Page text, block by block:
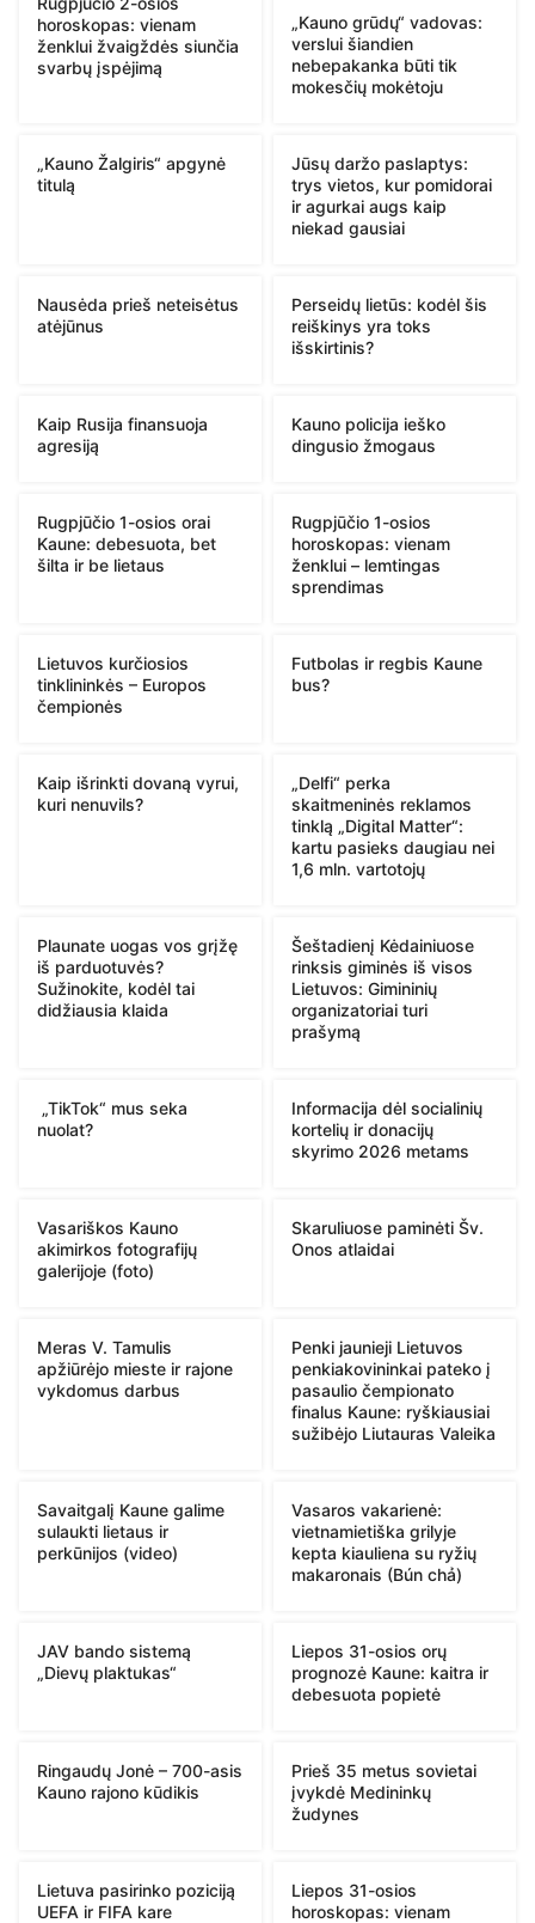
horoskopas: vienam
ženklui žvaigždės siunčia
svarbų įspėjimą
„Kauno grūdų“ vadovas:
verslui šiandien
nebepakanka būti tik
mokesčių mokėtoju
„Kauno Žalgiris“ apgynė
titulą
Jūsų daržo paslaptys:
trys vietos, kur pomidorai
ir agurkai augs kaip
niekad gausiai
Nausėda prieš neteisėtus
atėjūnus
Perseidų lietūs: kodėl šis
reiškinys yra toks
išskirtinis?
Kaip Rusija finansuoja
agresiją
Kauno policija ieško
dingusio žmogaus
Rugpjūčio 1-osios orai
Kaune: debesuota, bet
šilta ir be lietaus
Rugpjūčio 1-osios
horoskopas: vienam
ženklui – lemtingas
sprendimas
Lietuvos kurčiosios
tinklininkės – Europos
čempionės
Futbolas ir regbis Kaune
bus?
Kaip išrinkti dovaną vyrui,
kuri nenuvils?
„Delfi“ perka
skaitmeninės reklamos
tinklą „Digital Matter“:
kartu pasieks daugiau nei
1,6 mln. vartotojų
Plaunate uogas vos grįžę
iš parduotuvės?
Sužinokite, kodėl tai
didžiausia klaida
Šeštadienį Kėdainiuose
rinksis giminės iš visos
Lietuvos: Gimininių
organizatoriai turi
prašymą
„TikTok“ mus seka
nuolat?
Informacija dėl socialinių
kortelių ir donacijų
skyrimo 2026 metams
Vasariškos Kauno
akimirkos fotografijų
galerijoje (foto)
Skaruliuose paminėti Šv.
Onos atlaidai
Meras V. Tamulis
apžiūrėjo mieste ir rajone
vykdomus darbus
Penki jaunieji Lietuvos
penkiakovininkai pateko į
pasaulio čempionato
finalus Kaune: ryškiausiai
sužibėjo Liutauras Valeika
Savaitgalį Kaune galime
sulaukti lietaus ir
perkūnijos (video)
Vasaros vakarienė:
vietnamietiška grilyje
kepta kiauliena su ryžių
makaronais (Bún chả)
JAV bando sistemą
„Dievų plaktukas“
Liepos 31-osios orų
prognozė Kaune: kaitra ir
debesuota popietė
Ringaudų Jonė – 700-asis
Kauno rajono kūdikis
Prieš 35 metus sovietai
įvykdė Medininkų
žudynes
Lietuva pasirinko poziciją
UEFA ir FIFA kare
Liepos 31-osios
horoskopas: vienam